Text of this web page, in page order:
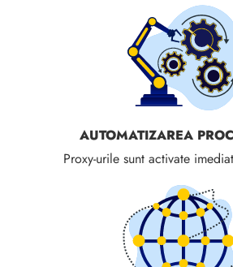
AUTOMATIZAREA
Proxy-urile sunt activate